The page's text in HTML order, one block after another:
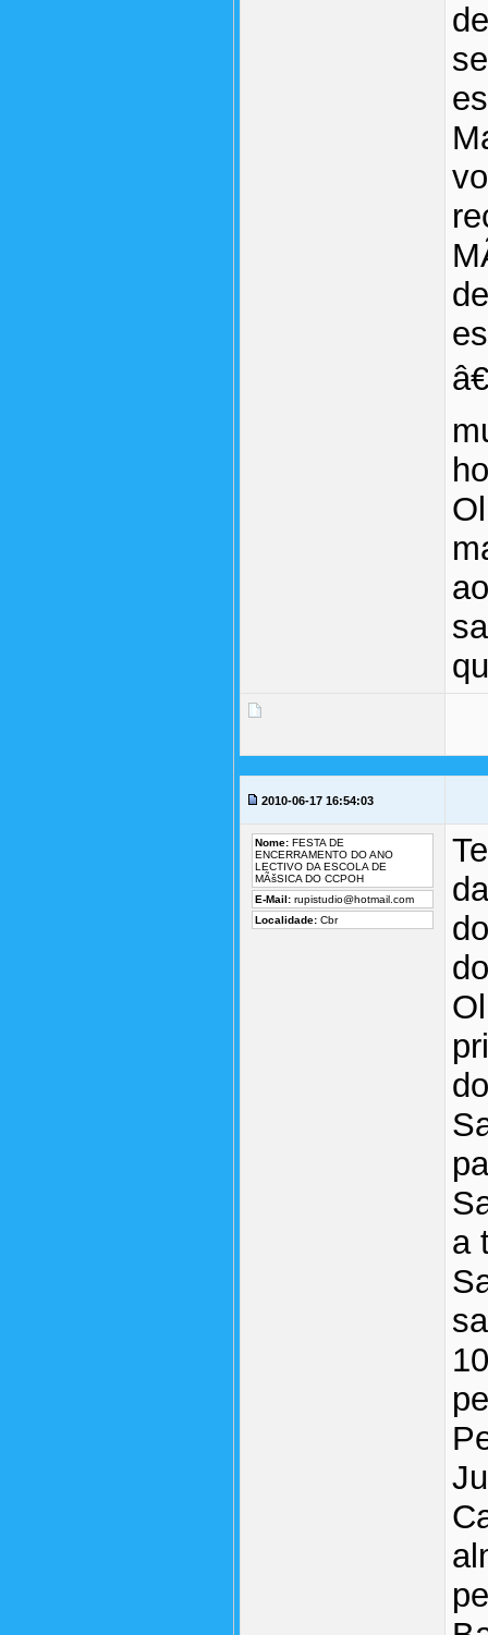
2010-06-17 16:54:03
Nome: FESTA DE
ENCERRAMENTO DO ANO
LECTIVO DA ESCOLA DE
MÃšSICA DO CCPOH
E-Mail: rupistudio@hotmail.com
Localidade: Cbr
a